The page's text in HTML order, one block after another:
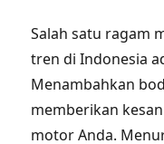
Salah satu ragam
tren di Indonesia
Menambahkan
memberikan
motor Anda.